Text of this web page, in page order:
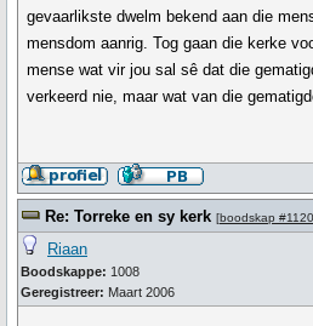
gevaarlikste dwelm bekend aan die
mensdom aanrig. Tog gaan die kerke
mense wat vir jou sal sê dat die
verkeerd nie, maar wat van die
Re: Torreke en sy kerk [boodskap
Riaan
Boodskappe: 1008
Geregistreer: Maart 2006